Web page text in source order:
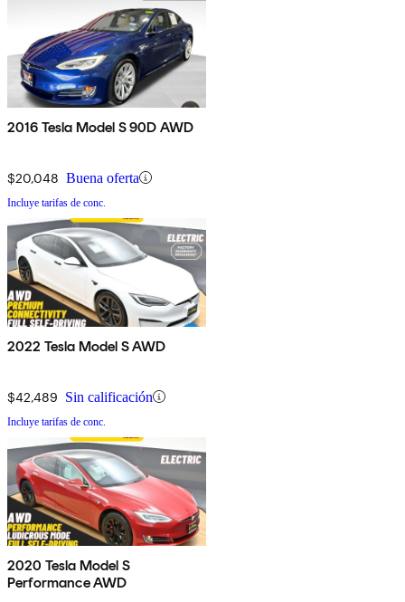
2016 Tesla Model S 90D AWD
$20,048 Buena oferta
Incluye tarifas de conc.
2022 Tesla Model S AWD
$42,489 Sin calificación
Incluye tarifas de conc.
2020 Tesla Model S
Performance AWD